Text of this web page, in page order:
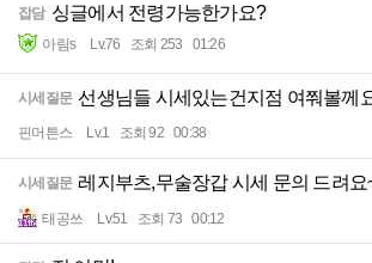
잡담 싱글에서 전령가능한가요?
아림s Lv.76 조회 253 01:26
시세질문 선생님들 시세있는건지점 여쭤볼께
핀머튼스 Lv.1 조회 92 00:38
시세질문 레지부츠,무술장갑 시세 문의 드려요
태공쓰 Lv.51 조회 73 00:12